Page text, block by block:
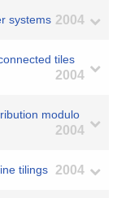
systems 2004
tiles
2004
modulo
2004
tilings 2004